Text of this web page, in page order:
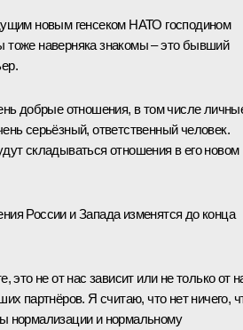
новым генсеком НАТО господином
тоже наверняка знакомы – это бывший
добрые отношения, в том числе
серьёзный, ответственный человек.
складываться отношения в его новом
России и Запада изменятся до конца
это не от нас зависит или не только от
партнёров. Я считаю, что нет ничего,
нормализации и нормальному